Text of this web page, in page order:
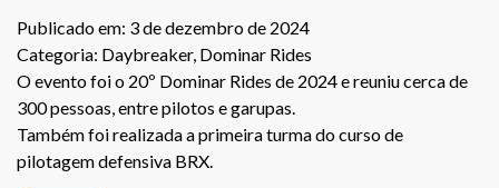
Publicado em: 3 de dezembro de 2024
Categoria: Daybreaker, Dominar Rides
O evento foi o 20º Dominar Rides de 2024 e reuniu cerca de
300 pessoas, entre pilotos e garupas.
Também foi realizada a primeira turma do curso de
pilotagem defensiva BRX.